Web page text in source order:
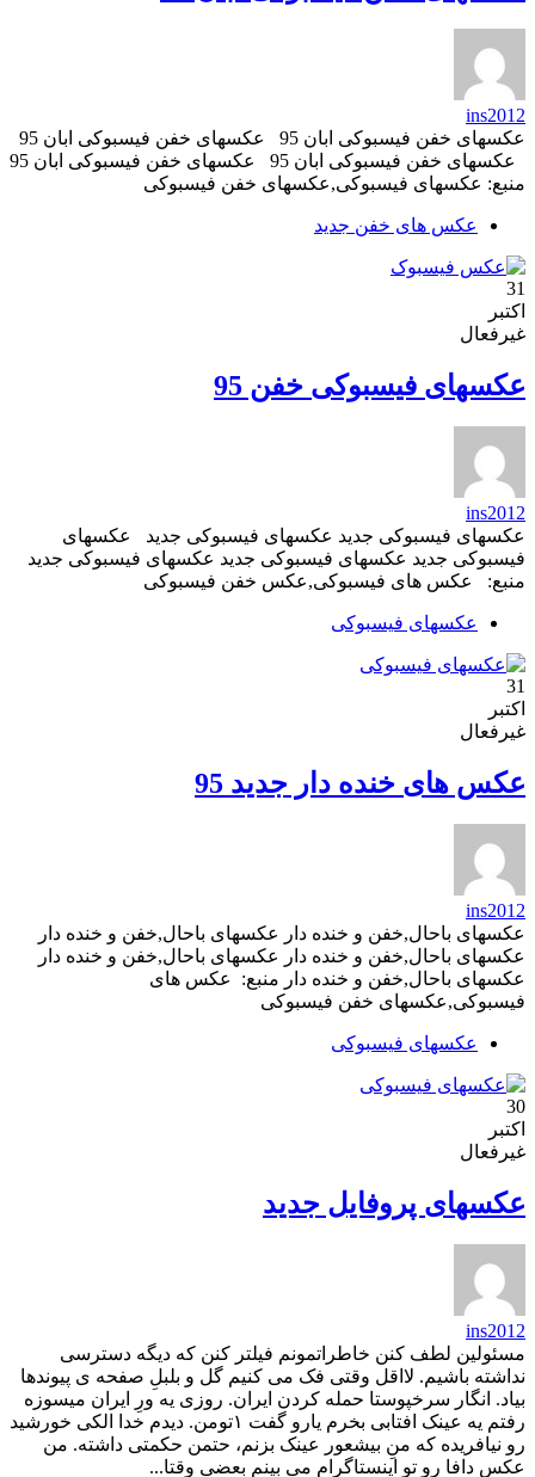
ins2012
عکسهای خفن فیسبوکی ابان 95 عکسهای خفن فیسبوکی ابان 95
منبع: عکسهای فیسبوکی,عکسهای خفن فیسبوکی
عکس های خفن جدید
31
اکتبر
غیرفعال
عکسهای فیسبوکی خفن 95
ins2012
عکسهای فیسبوکی جدید عکسهای فیسبوکی جدید عکسهای
فیسبوکی جدید عکسهای فیسبوکی جدید عکسهای فیسبوکی جدید
منبع: عکس های فیسبوکی,عکس خفن فیسبوکی
عکسهای فیسبوکی
31
اکتبر
غیرفعال
عکس های خنده دار جدید 95
ins2012
عکسهای باحال,خفن و خنده دار عکسهای باحال,خفن و خنده دار
عکسهای باحال,خفن و خنده دار عکسهای باحال,خفن و خنده دار
عکسهای باحال,خفن و خنده دار منبع: عکس های
فیسبوکی,عکسهای خفن فیسبوکی
عکسهای فیسبوکی
30
اکتبر
غیرفعال
عکسهای پروفایل جدید
ins2012
مسئولین لطف کنن خاطراتمونم فیلتر کنن که دیگه دسترسی
نداشته باشیم. لااقل وقتی فک می کنیم گل و بلبلِ صفحه ی پیوندها
بیاد. انگار سرخپوستا حمله کردن ایران. روزی یه ورِ ایران میسوزه
رفتم یه عینک افتابی بخرم یارو گفت ۱تومن. دیدم خدا الکی خورشید
رو نیافریده که منِ بیشعور عینک بزنم، حتمن حکمتی داشته. من
عکس دافا رو تو اینستاگرام می بینم بعضی وقتا...